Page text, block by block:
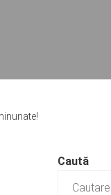
Caută